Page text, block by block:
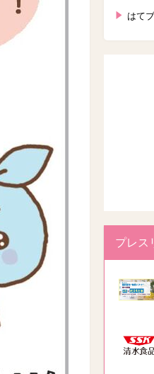
はてブ
プレス